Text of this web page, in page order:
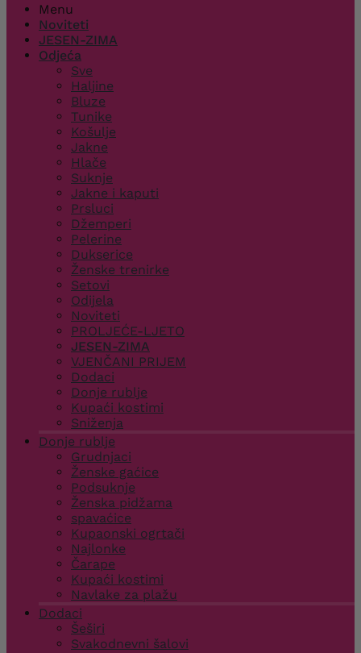
Menu
Noviteti
JESEN-ZIMA
Odjeća
Sve
Haljine
Bluze
Tunike
Košulje
Jakne
Hlače
Suknje
Jakne i kaputi
Prsluci
Džemperi
Pelerine
Dukserice
Ženske trenirke
Setovi
Odijela
Noviteti
PROLJEĆE-LJETO
JESEN-ZIMA
VJENČANI PRIJEM
Dodaci
Donje rublje
Kupaći kostimi
Sniženja
Donje rublje
Grudnjaci
Ženske gaćice
Podsuknje
Ženska pidžama
spavaćice
Kupaonski ogrtači
Najlonke
Čarape
Kupaći kostimi
Navlake za plažu
Dodaci
Šeširi
Svakodnevni šalovi